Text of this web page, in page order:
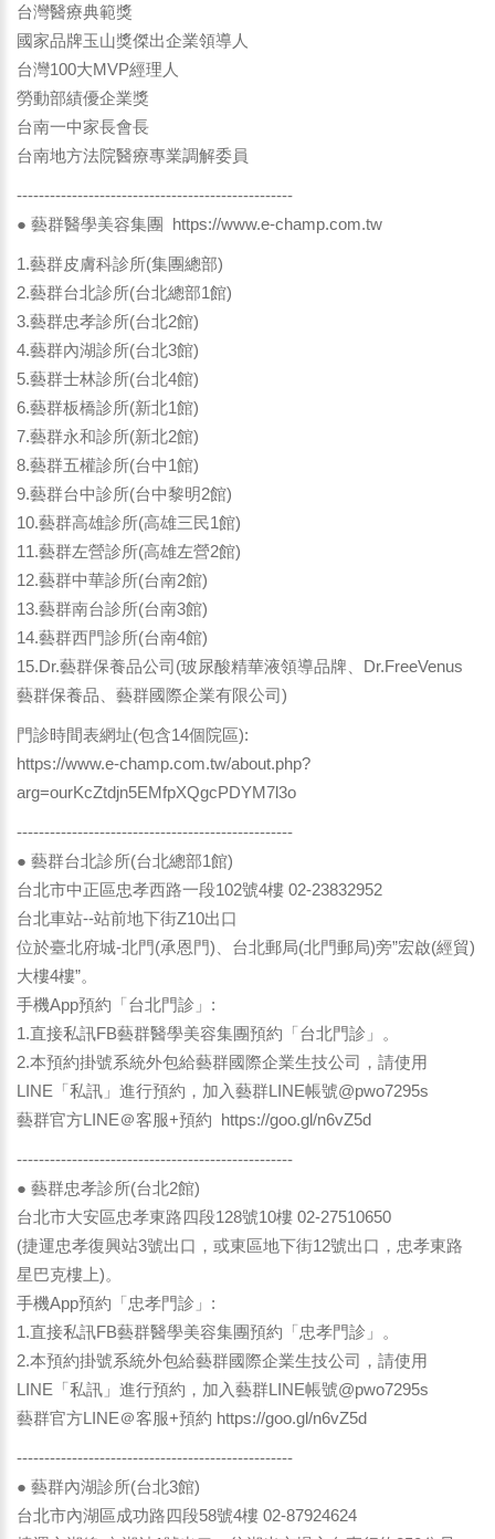
台灣醫療典範獎
國家品牌玉山獎傑出企業領導人
台灣100大MVP經理人
勞動部績優企業獎
台南一中家長會長
台南地方法院醫療專業調解委員
--------------------------------------------------
● 藝群醫學美容集團 https://www.e-champ.com.tw
1.藝群皮膚科診所(集團總部)
2.藝群台北診所(台北總部1館)
3.藝群忠孝診所(台北2館)
4.藝群內湖診所(台北3館)
5.藝群士林診所(台北4館)
6.藝群板橋診所(新北1館)
7.藝群永和診所(新北2館)
8.藝群五權診所(台中1館)
9.藝群台中診所(台中黎明2館)
10.藝群高雄診所(高雄三民1館)
11.藝群左營診所(高雄左營2館)
12.藝群中華診所(台南2館)
13.藝群南台診所(台南3館)
14.藝群西門診所(台南4館)
15.Dr.藝群保養品公司(玻尿酸精華液領導品牌、Dr.FreeVenus
藝群保養品、藝群國際企業有限公司)
門診時間表網址(包含14個院區):
https://www.e-champ.com.tw/about.php?
arg=ourKcZtdjn5EMfpXQgcPDYM7l3o
--------------------------------------------------
● 藝群台北診所(台北總部1館)
台北市中正區忠孝西路一段102號4樓 02-23832952
台北車站--站前地下街Z10出口
位於臺北府城-北門(承恩門)、台北郵局(北門郵局)旁”宏啟(經貿)
大樓4樓”。
手機App預約「台北門診」:
1.直接私訊FB藝群醫學美容集團預約「台北門診」。
2.本預約掛號系統外包給藝群國際企業生技公司，請使用
LINE「私訊」進行預約，加入藝群LINE帳號@pwo7295s
藝群官方LINE＠客服+預約 https://goo.gl/n6vZ5d
--------------------------------------------------
● 藝群忠孝診所(台北2館)
台北市大安區忠孝東路四段128號10樓 02-27510650
(捷運忠孝復興站3號出口，或東區地下街12號出口，忠孝東路
星巴克樓上)。
手機App預約「忠孝門診」:
1.直接私訊FB藝群醫學美容集團預約「忠孝門診」。
2.本預約掛號系統外包給藝群國際企業生技公司，請使用
LINE「私訊」進行預約，加入藝群LINE帳號@pwo7295s
藝群官方LINE＠客服+預約 https://goo.gl/n6vZ5d
--------------------------------------------------
● 藝群內湖診所(台北3館)
台北市內湖區成功路四段58號4樓 02-87924624